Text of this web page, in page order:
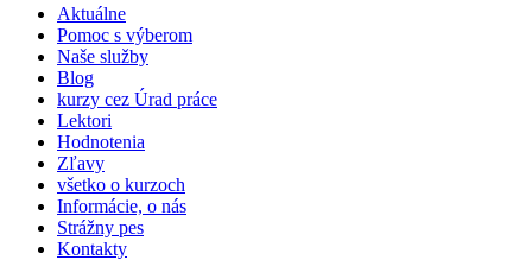
Aktuálne
Pomoc s výberom
Naše služby
Blog
kurzy cez Úrad práce
Lektori
Hodnotenia
Zľavy
všetko o kurzoch
Informácie, o nás
Strážny pes
Kontakty